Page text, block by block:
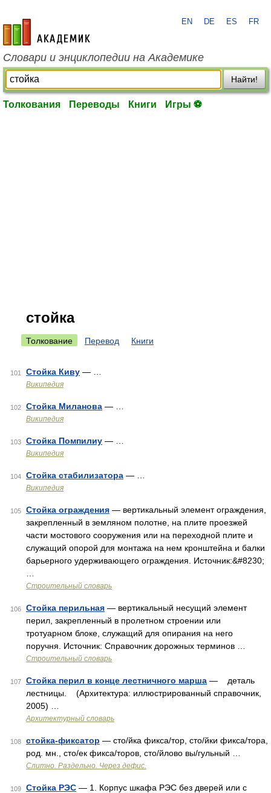
academic.ru
EN DE ES FR
Словари и энциклопедии на Академике
Найти!
Толкования Переводы Книги Игры ⚽
стойка
Толкование Перевод Книги
101 Стойка Киву — …
Википедия
102 Стойка Миланова — …
Википедия
103 Стойка Помпилиу — …
Википедия
104 Стойка стабилизатора — …
Википедия
105 Стойка ограждения — вертикальный элемент ограждения,
закрепленный в земляном полотне, на плите проезжей
части мостового сооружения или на переходной плите и
служащий опорой для монтажа на нем кронштейна и балки
барьерного удерживающего ограждения. Источник:&#8230;
Строительный словарь
106 Стойка перильная — вертикальный несущий элемент
перил, закрепленный в пролетном строении или
тротуарном блоке, служащий для опирания на него
поручня. Источник: Справочник дорожных терминов …
Строительный словарь
107 Стойка перил в конце лестничного марша — деталь
лестницы. (Архитектура: иллюстрированный справочник,
2005) …
Архитектурный словарь
108 стойка-фиксатор — сто/йка фикса/тор, сто/йки фикса/тора,
род. мн., сто/ек фикса/торов, сто/йлово вы/гульный …
Слитно. Раздельно. Через дефис.
109 Стойка РЭС — 1. Корпус шкафа РЭС без дверей или с